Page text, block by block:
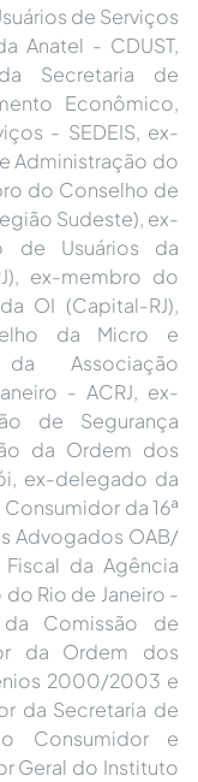
de Serviços
Anatel - CDUST,
Secretaria de
Econômico,
- SEDEIS, ex-
Administração do
do Conselho de
Sudeste), ex-
de Usuários da
ex-membro do
OI (Capital-RJ),
da Micro e
Associação
- ACRJ, ex-
de Segurança
da Ordem dos
ex-delegado da
da 16ª
Advogados OAB/
da Agência
Rio de Janeiro -
Comissão de
da Ordem dos
2000/2003 e
da Secretaria de
Consumidor e
Geral do Instituto